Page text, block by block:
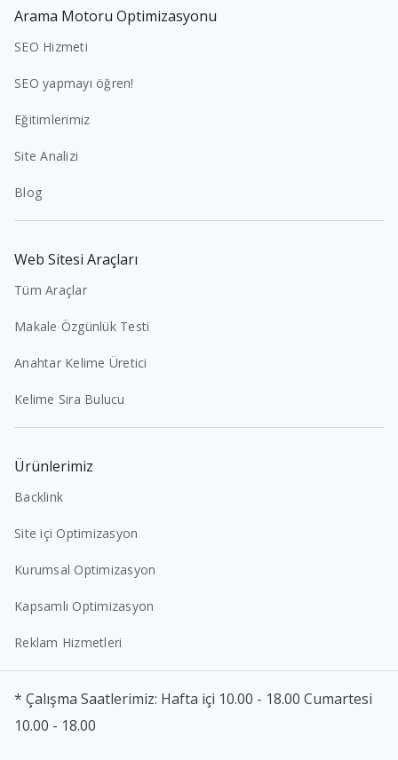
Arama Motoru Optimizasyonu
SEO Hizmeti
SEO yapmayı öğren!
Eğitimlerimiz
Site Analizi
Blog
Web Sitesi Araçları
Tüm Araçlar
Makale Özgünlük Testi
Anahtar Kelime Üretici
Kelime Sıra Bulucu
Ürünlerimiz
Backlink
Site içi Optimizasyon
Kurumsal Optimizasyon
Kapsamlı Optimizasyon
Reklam Hizmetleri
* Çalışma Saatlerimiz: Hafta içi 10.00 - 18.00 Cumartesi
10.00 - 18.00